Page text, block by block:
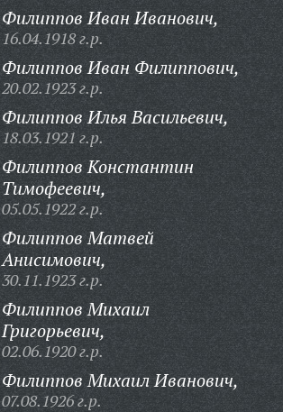
Филиппов Иван Иванович,
16.04.1918 г.р.
Филиппов Иван Филиппович,
20.02.1923 г.р.
Филиппов Илья Васильевич,
18.03.1921 г.р.
Филиппов Константин
Тимофеевич,
05.05.1922 г.р.
Филиппов Матвей
Анисимович,
30.11.1923 г.р.
Филиппов Михаил
Григорьевич,
02.06.1920 г.р.
Филиппов Михаил Иванович,
07.08.1926 г.р.